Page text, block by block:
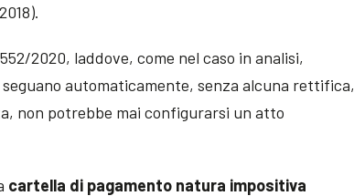
2020, laddove, come nel caso in analisi,
automaticamente, senza alcuna rettifica,
non potrebbe mai configurarsi un atto
cartella di pagamento natura impositiva